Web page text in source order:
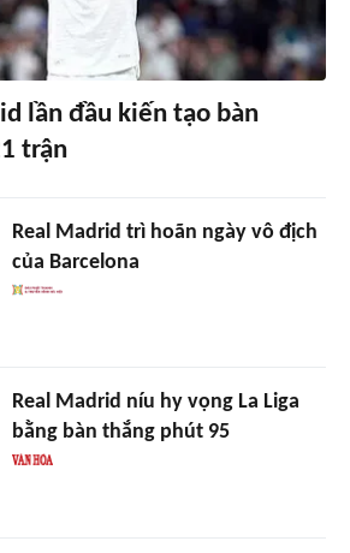
lần đầu kiến tạo bàn
trận
Real Madrid trì hoãn ngày vô địch
của Barcelona
Real Madrid níu hy vọng La Liga
bằng bàn thắng phút 95